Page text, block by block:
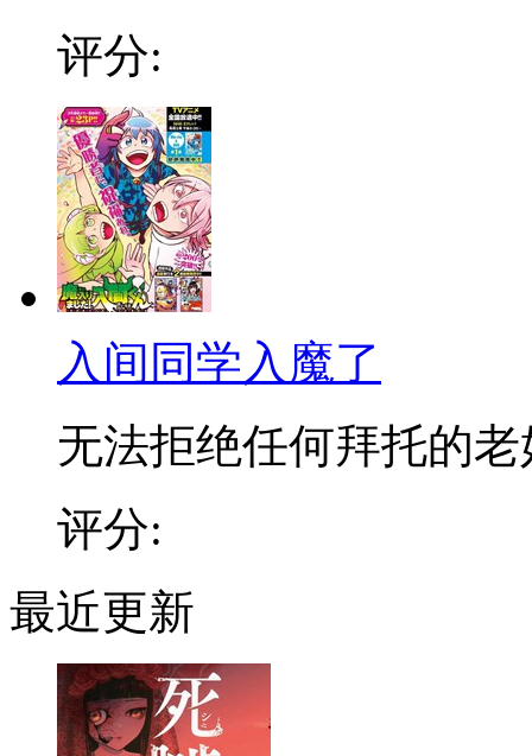
评分:
入间同学入魔了
无法拒绝任何拜托的老
评分:
最近更新